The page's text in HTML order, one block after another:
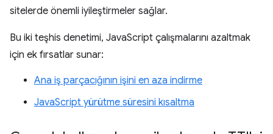
sitelerde önemli iyileştirmeler sağlar.
Bu iki teşhis denetimi, JavaScript çalışmalarını azaltmak
için ek fırsatlar sunar:
Ana iş parçacığının işini en aza indirme
JavaScript yürütme süresini kısaltma